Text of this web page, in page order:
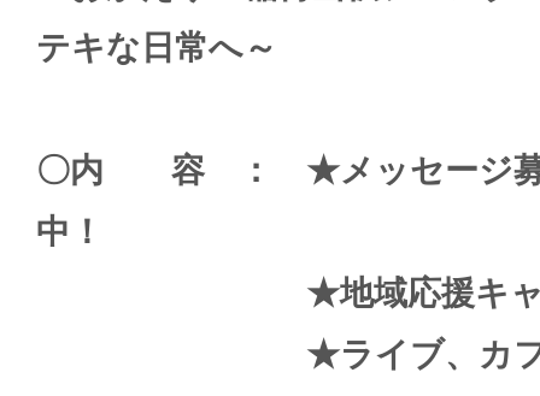
テキな日常へ～
〇内 容 ： ★メッセージ募
中！
★地域応援キャン
★ライブ、カ